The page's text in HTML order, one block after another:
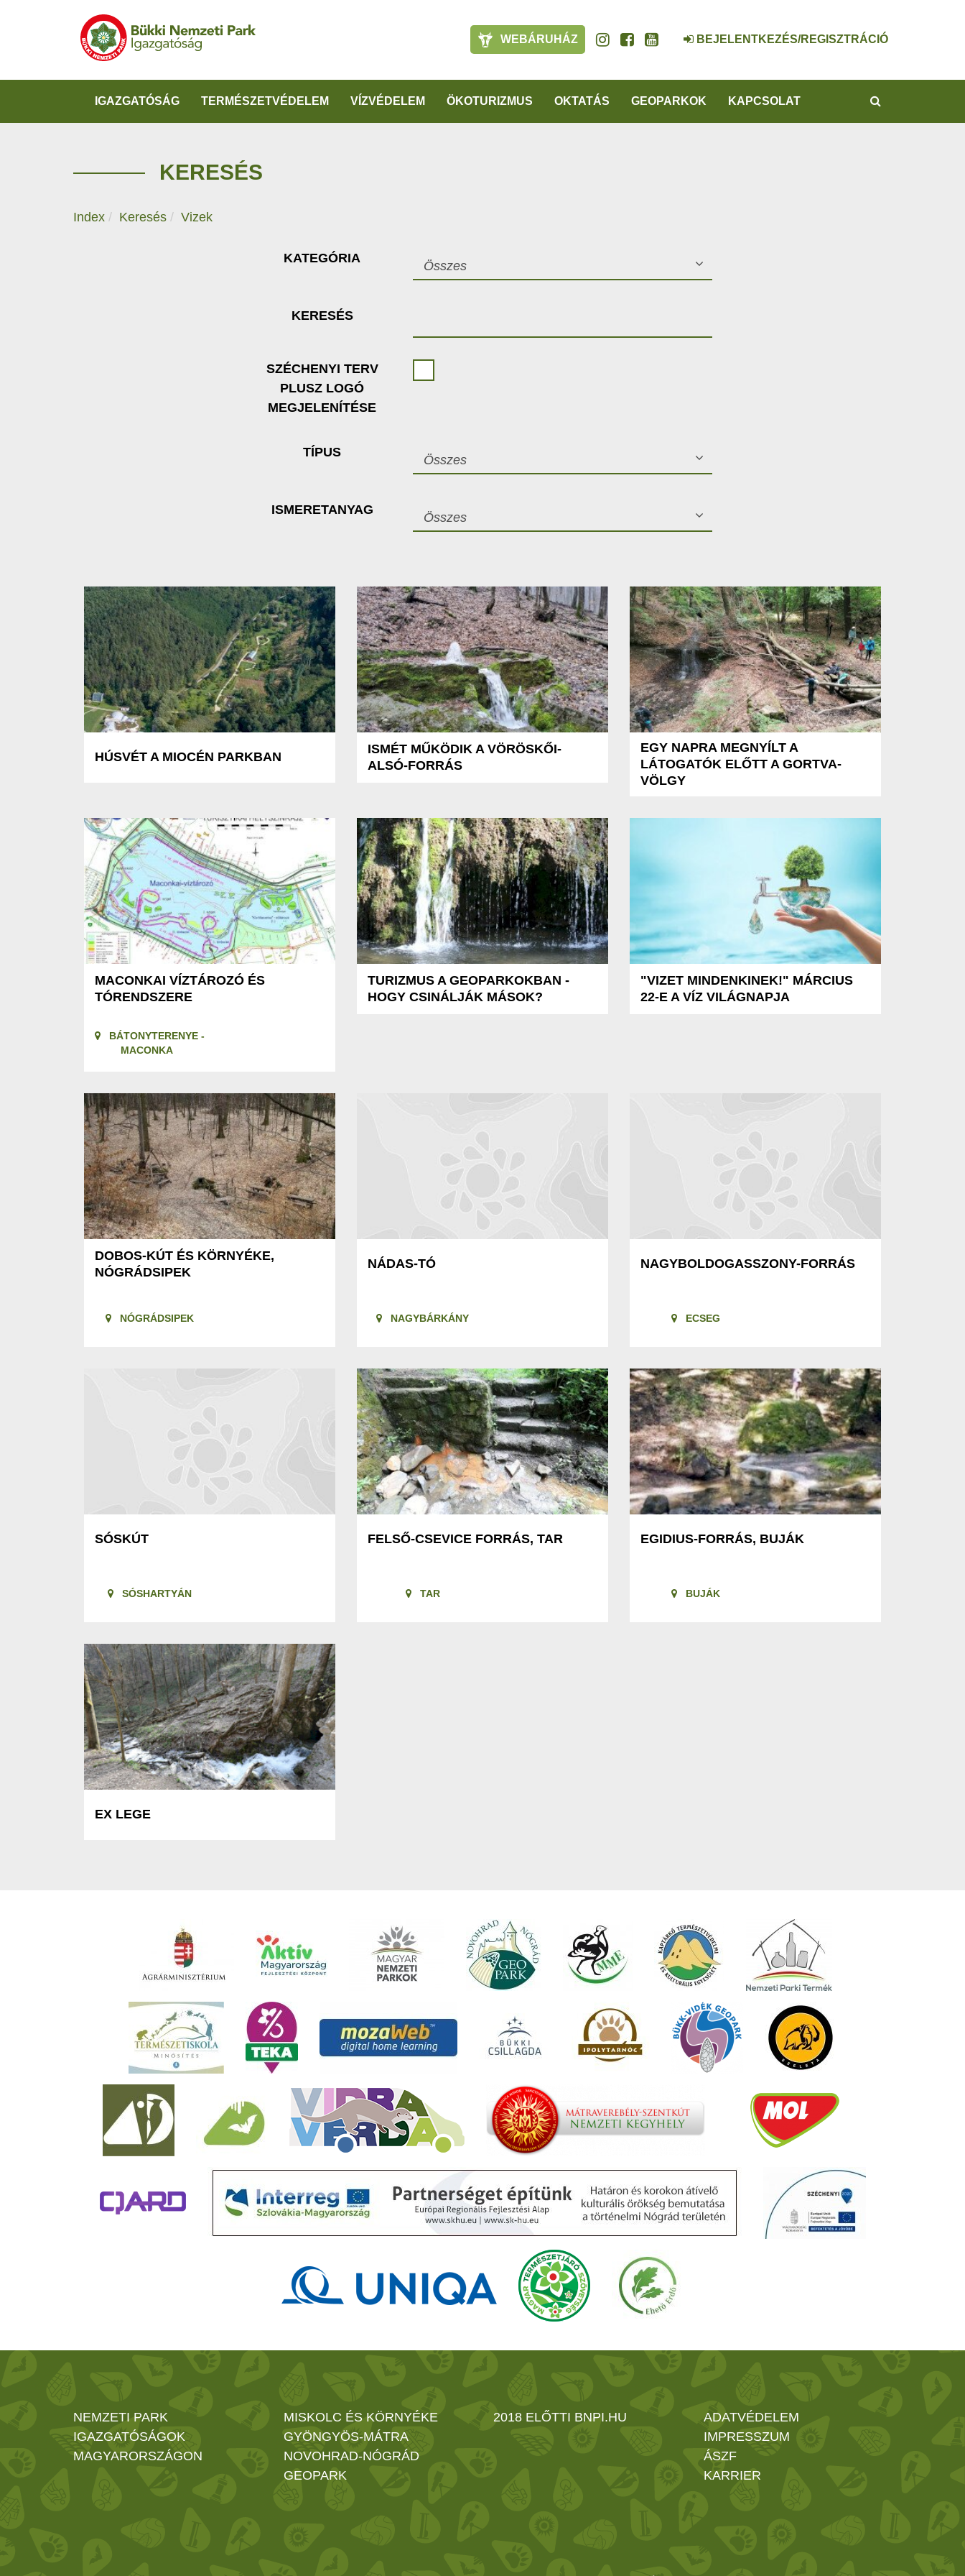
WEBÁRUHÁZ BEJELENTKEZÉS/REGISZTRÁCIÓ
IGAZGATÓSÁG TERMÉSZETVÉDELEM VÍZVÉDELEM ÖKOTURIZMUS OKTATÁS GEOPARKOK KAPCSOLAT
KERESÉS
Index Keresés Vizek
KATEGÓRIA
Összes
KERESÉS
SZÉCHENYI TERV
PLUSZ LOGÓ
MEGJELENÍTÉSE
TÍPUS
Összes
ISMERETANYAG
Összes
HÚSVÉT A MIOCÉN PARKBAN
ISMÉT MŰKÖDIK A VÖRÖSKŐI-
ALSÓ-FORRÁS
EGY NAPRA MEGNYÍLT A
LÁTOGATÓK ELŐTT A GORTVA-
VÖLGY
MACONKAI VÍZTÁROZÓ ÉS
TÓRENDSZERE
BÁTONYTERENYE -
MACONKA
TURIZMUS A GEOPARKOKBAN -
HOGY CSINÁLJÁK MÁSOK?
"VIZET MINDENKINEK!" MÁRCIUS
22-E A VÍZ VILÁGNAPJA
DOBOS-KÚT ÉS KÖRNYÉKE,
NÓGRÁDSIPEK
NÓGRÁDSIPEK
NÁDAS-TÓ
NAGYBÁRKÁNY
NAGYBOLDOGASSZONY-FORRÁS
ECSEG
SÓSKÚT
SÓSHARTYÁN
FELSŐ-CSEVICE FORRÁS, TAR
TAR
EGIDIUS-FORRÁS, BUJÁK
BUJÁK
EX LEGE
NEMZETI PARK
IGAZGATÓSÁGOK
MAGYARORSZÁGON
MISKOLC ÉS KÖRNYÉKE
GYÖNGYÖS-MÁTRA
NOVOHRAD-NÓGRÁD
GEOPARK
2018 ELŐTTI BNPI.HU
ADATVÉDELEM
IMPRESSZUM
ÁSZF
KARRIER